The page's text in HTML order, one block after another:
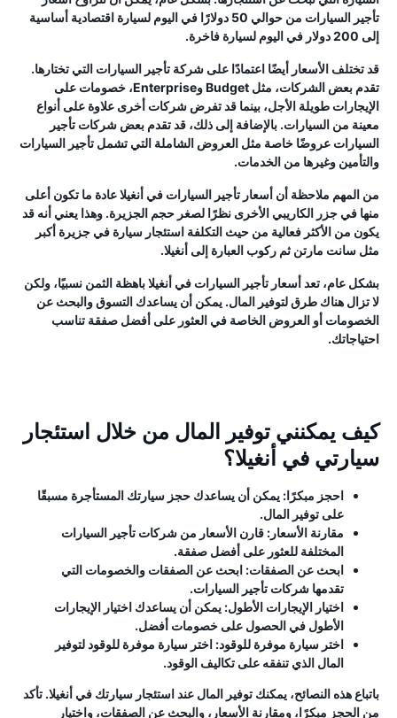
تأجير السيارات من حوالي 50 دولارًا في اليوم لسيارة اقتصادية أساسية
إلى 200 دولار في اليوم لسيارة فاخرة.
قد تختلف الأسعار أيضًا اعتمادًا على شركة تأجير السيارات التي تختارها.
تقدم بعض الشركات، مثل Budget وEnterprise، خصومات على
الإيجارات طويلة الأجل، بينما قد تفرض شركات أخرى علاوة على أنواع
معينة من السيارات. بالإضافة إلى ذلك، قد تقدم بعض شركات تأجير
السيارات عروضًا خاصة مثل العروض الشاملة التي تشمل تأجير السيارات
والتأمين وغيرها من الخدمات.
من المهم ملاحظة أن أسعار تأجير السيارات في أنغيلا عادة ما تكون أعلى
منها في جزر الكاريبي الأخرى نظرًا لصغر حجم الجزيرة. وهذا يعني أنه قد
يكون من الأكثر فعالية من حيث التكلفة استئجار سيارة في جزيرة أكبر
مثل سانت مارتن ثم ركوب العبارة إلى أنغيلا.
بشكل عام، تعد أسعار تأجير السيارات في أنغيلا باهظة الثمن نسبيًا، ولكن
لا تزال هناك طرق لتوفير المال. يمكن أن يساعدك التسوق والبحث عن
الخصومات أو العروض الخاصة في العثور على أفضل صفقة تناسب
احتياجاتك.
كيف يمكنني توفير المال من خلال استئجار
سيارتي في أنغيلا؟
احجز مبكرًا: يمكن أن يساعدك حجز سيارتك المستأجرة مسبقًا
على توفير المال.
مقارنة الأسعار: قارن الأسعار من شركات تأجير السيارات
المختلفة للعثور على أفضل صفقة.
ابحث عن الصفقات: ابحث عن الصفقات والخصومات التي
تقدمها شركات تأجير السيارات.
اختيار الإيجارات الأطول: يمكن أن يساعدك اختيار الإيجارات
الأطول في الحصول على خصومات أفضل.
اختر سيارة موفرة للوقود: اختر سيارة موفرة للوقود لتوفير
المال الذي تنفقه على تكاليف الوقود.
باتباع هذه النصائح، يمكنك توفير المال عند استئجار سيارتك في أنغيلا. تأكد
من الحجز مبكرًا، ومقارنة الأسعار، والبحث عن الصفقات، واختيار